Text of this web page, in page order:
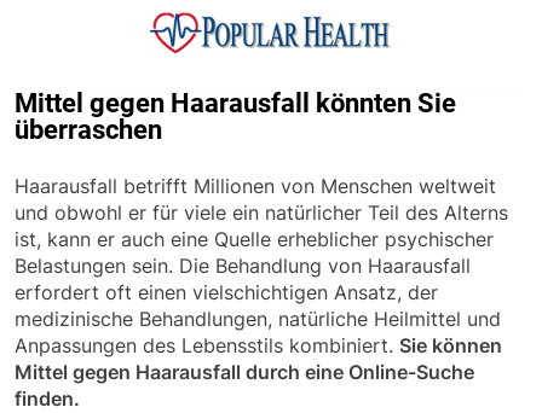
Popular Health
Mittel gegen Haarausfall könnten Sie
überraschen
Haarausfall betrifft Millionen von Menschen weltweit
und obwohl er für viele ein natürlicher Teil des Alterns
ist, kann er auch eine Quelle erheblicher psychischer
Belastungen sein. Die Behandlung von Haarausfall
erfordert oft einen vielschichtigen Ansatz, der
medizinische Behandlungen, natürliche Heilmittel und
Anpassungen des Lebensstils kombiniert. Sie können
Mittel gegen Haarausfall durch eine Online-Suche
finden.